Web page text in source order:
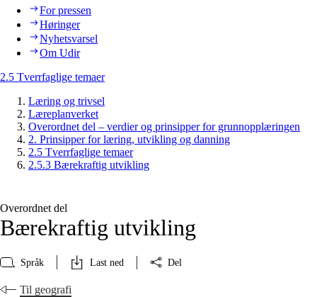
For pressen
Høringer
Nyhetsvarsel
Om Udir
2.5 Tverrfaglige temaer
Læring og trivsel
Læreplanverket
Overordnet del – verdier og prinsipper for grunnopplæringen
2. Prinsipper for læring, utvikling og danning
2.5 Tverrfaglige temaer
2.5.3 Bærekraftig utvikling
Overordnet del
Bærekraftig utvikling
Språk Last ned Del
Til geografi